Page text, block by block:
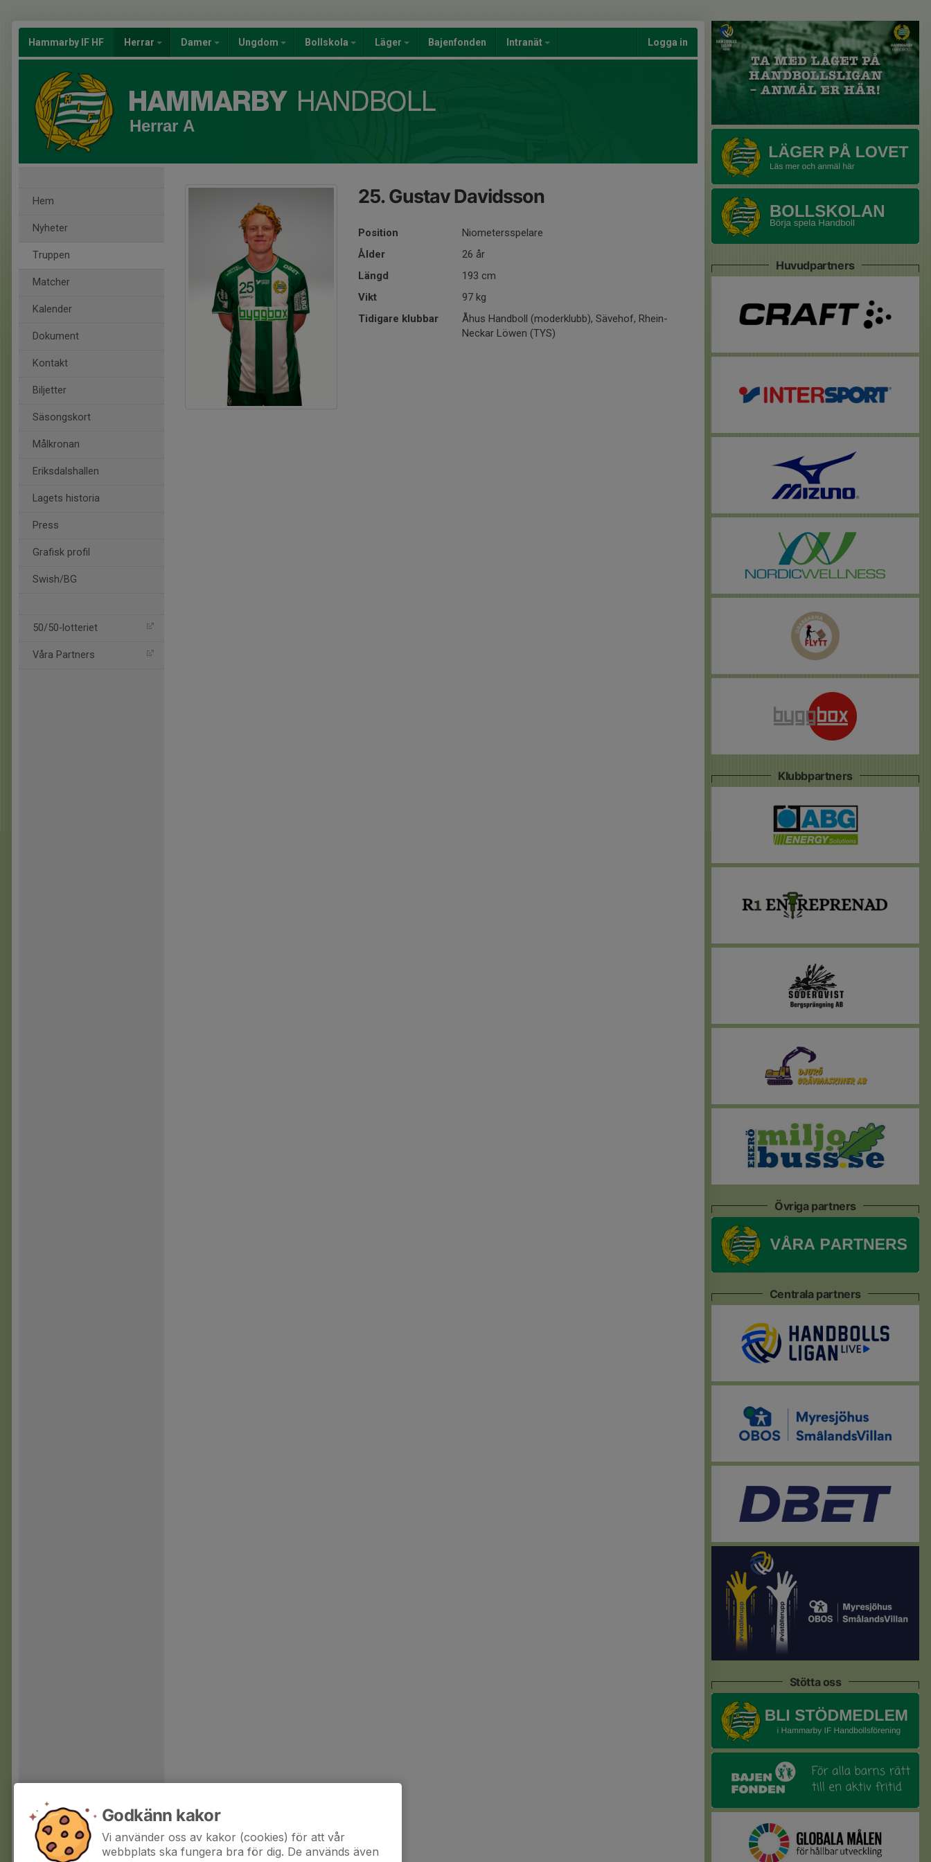
Hammarby IF HF Herrar Damer Ungdom Bollskola Läger Bajenfonden Intranät Logga in
Herrar A
Hem
Nyheter
Truppen
Matcher
Kalender
Dokument
Kontakt
Biljetter
Säsongskort
Målkronan
Eriksdalshallen
Lagets historia
Press
Grafisk profil
Swish/BG
50/50-lotteriet
Våra Partners
25. Gustav Davidsson
Position
Niometersspelare
Ålder
26 år
Längd
193 cm
Vikt
97 kg
Tidigare klubbar
Åhus Handboll (moderklubb), Sävehof, Rhein-
Neckar Löwen (TYS)
Huvudpartners
Klubbpartners
Övriga partners
Centrala partners
Stötta oss
Godkänn kakor
Vi använder oss av kakor (cookies) för att vår
webbplats ska fungera bra för dig. De används även